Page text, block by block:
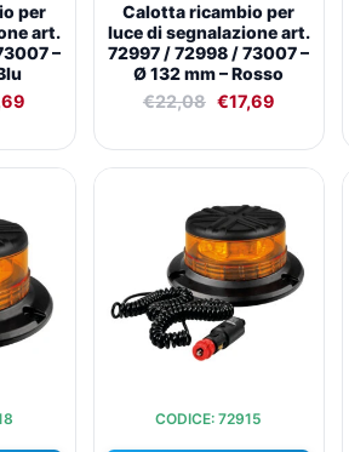
per
art.
–
Calotta ricambio per
luce di segnalazione art.
72997 / 72998 / 73007 –
Ø 132 mm – Rosso
€22,08 €17,69
è:
€49,85.
CODICE: 72915
originale
era:
€85,89.
attuale
è:
€61,72.